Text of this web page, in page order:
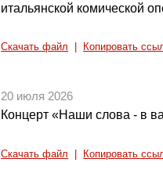
итальянской комической
Скачать файл Копировать
20 июля 2026
Концерт «Наши слова - в
Скачать файл Копировать